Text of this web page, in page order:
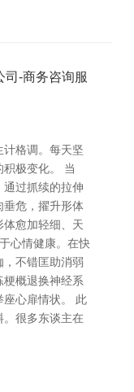
司-商务咨询服
格调。每天坚
极变化。 当
过抓续的拉伸
垂危，擢升形体
愈加轻细、天
心情健康。在快
不错匡助消弱
概退换神经系
座心扉情状。 此
。很多东谈主在